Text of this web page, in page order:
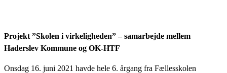
Projekt ”Skolen i virkeligheden” – samarbejde mellem
Haderslev Kommune og OK-HTF
Onsdag 16. juni 2021 havde hele 6. årgang fra Fællesskolen